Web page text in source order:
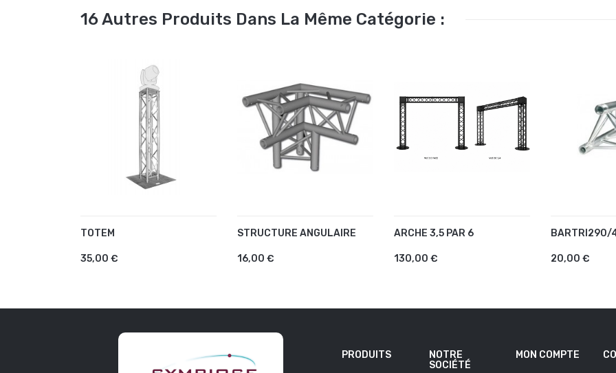
16 Autres Produits Dans La Même Catégorie :
TOTEM
35,00 €
AJOUTER AU PANIER STRUCTURE ANGULAIRE
16,00 €
AJOUTER AU PANIER ARCHE 3,5 PAR 6
130,00 €
AJOUTER AU PANIER BARTRI290/
20,00 €
PRODUITS
NOTRE
SOCIÉTÉ
MON COMPTE